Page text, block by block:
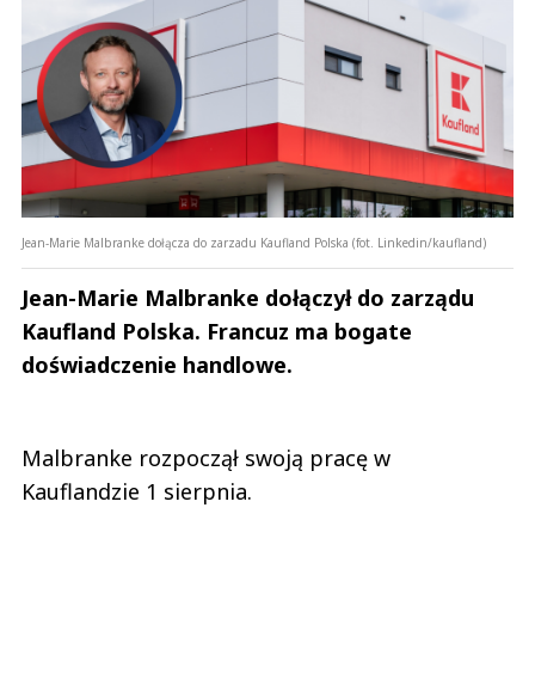
Jean-Marie Malbranke dołącza do zarzadu Kaufland Polska (fot. Linkedin/kaufland)
Jean-Marie Malbranke dołączył do zarządu
Kaufland Polska. Francuz ma bogate
doświadczenie handlowe.
Malbranke rozpoczął swoją pracę w
Kauflandzie 1 sierpnia.